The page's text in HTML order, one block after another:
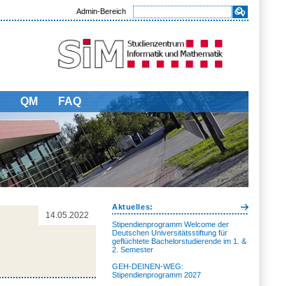
Admin-Bereich
QM FAQ
14.05.2022
Aktuelles:
Stipendienprogramm Welcome der
Deutschen Universitätsstiftung für
geflüchtete Bachelorstudierende im 1. &
2. Semester
GEH-DEINEN-WEG:
Stipendienprogramm 2027